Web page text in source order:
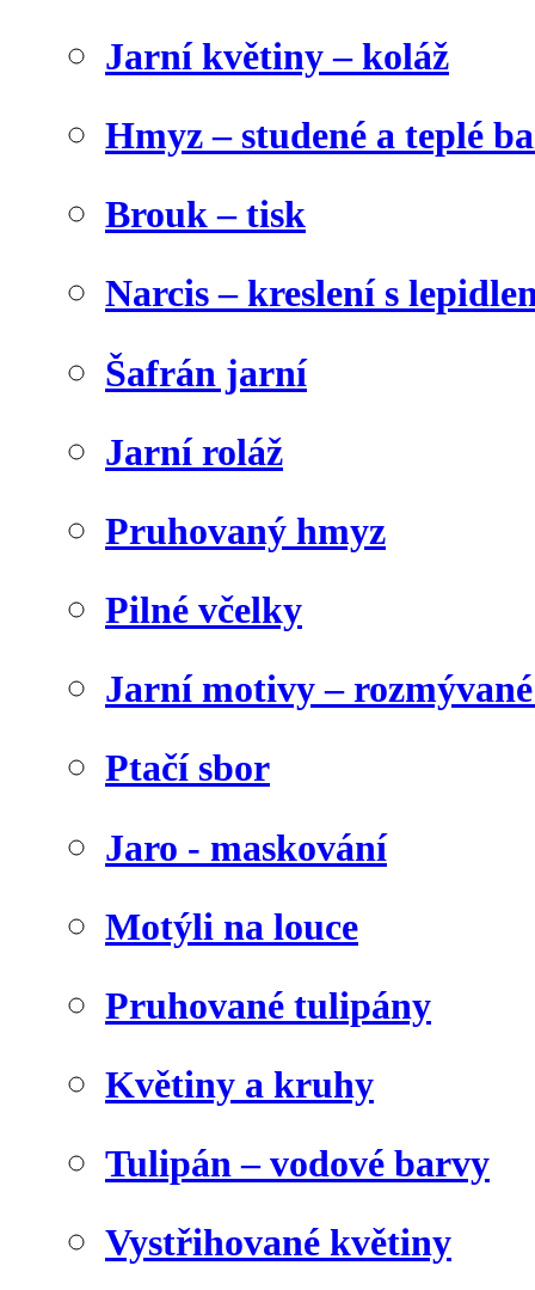
Jarní květiny – koláž
Hmyz – studené a teplé
Brouk – tisk
Narcis – kreslení s
Šafrán jarní
Jarní roláž
Pruhovaný hmyz
Pilné včelky
Jarní motivy –
Ptačí sbor
Jaro - maskování
Motýli na louce
Pruhované tulipány
Květiny a kruhy
Tulipán – vodové barvy
Vystřihované květiny